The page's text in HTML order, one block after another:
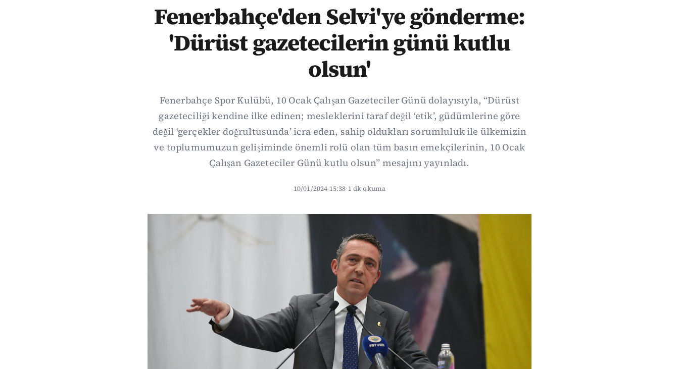
Fenerbahçe'den Selvi'ye gönderme:
'Dürüst gazetecilerin günü kutlu
olsun'
Fenerbahçe Spor Kulübü, 10 Ocak Çalışan Gazeteciler Günü dolayısıyla, “Dürüst
gazeteciliği kendine ilke edinen; mesleklerini taraf değil ‘etik’, güdümlerine göre
değil ‘gerçekler doğrultusunda’ icra eden, sahip oldukları sorumluluk ile ülkemizin
ve toplumumuzun gelişiminde önemli rolü olan tüm basın emekçilerinin, 10 Ocak
Çalışan Gazeteciler Günü kutlu olsun” mesajını yayınladı.
10/01/2024 15:38·1 dk okuma